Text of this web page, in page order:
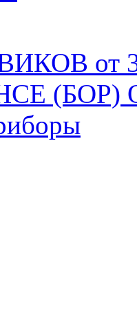
от
(БОР)